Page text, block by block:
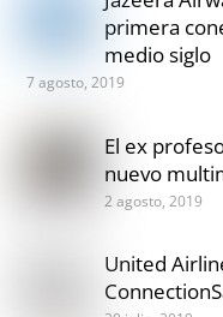
primera
medio siglo
7 agosto, 2019
El ex
nuevo
2 agosto, 2019
United